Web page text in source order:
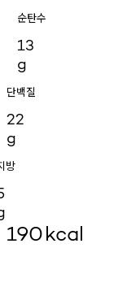
순탄수
13
g
단백질
22
g
방
190kcal